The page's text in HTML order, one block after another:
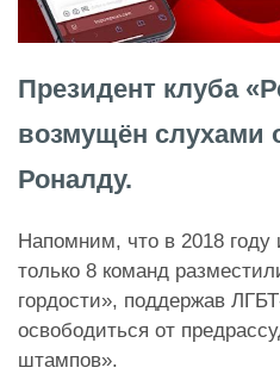
Президент клуба
возмущён слухами
Роналду.
Напомним, что в 2018 году
только 8 команд
гордости», поддержав
освободиться от
штампов».